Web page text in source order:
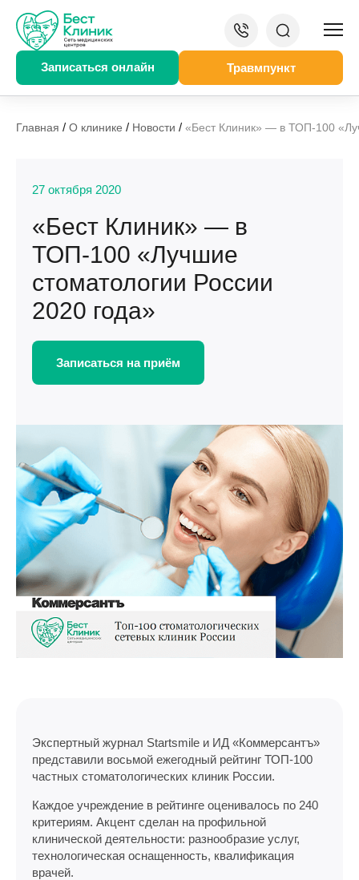
Записаться онлайн Травмпункт
Главная / О клинике / Новости / «Бест Клиник» — в ТОП-100
27 октября 2020
«Бест Клиник» — в
ТОП-100 «Лучшие
стоматологии России
2020 года»
Записаться на приём
Экспертный журнал Startsmile и ИД «Коммерсантъ»
представили восьмой ежегодный рейтинг ТОП-100
частных стоматологических клиник России.
Каждое учреждение в рейтинге оценивалось по 240
критериям. Акцент сделан на профильной
клинической деятельности: разнообразие услуг,
технологическая оснащенность, квалификация
врачей.